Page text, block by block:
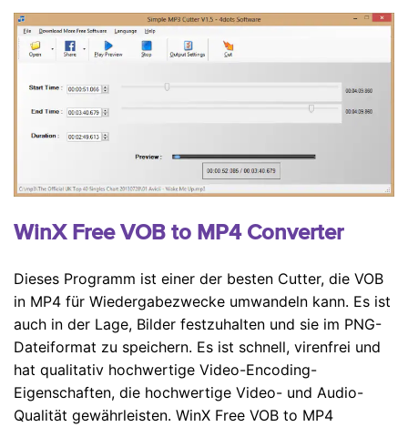
WinX Free VOB to MP4 Converter
Dieses Programm ist einer der besten Cutter, die VOB
in MP4 für Wiedergabezwecke umwandeln kann. Es ist
auch in der Lage, Bilder festzuhalten und sie im PNG-
Dateiformat zu speichern. Es ist schnell, virenfrei und
hat qualitativ hochwertige Video-Encoding-
Eigenschaften, die hochwertige Video- und Audio-
Qualität gewährleisten. WinX Free VOB to MP4